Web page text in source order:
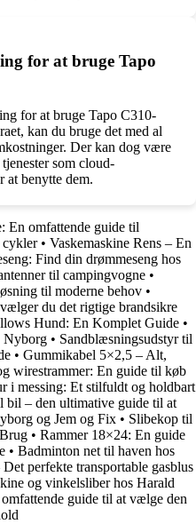
for at bruge Tapo
for at bruge Tapo C310-
kan du bruge det med al
Der kan dog være
som cloud-
at benytte dem.
En omfattende guide til
cykler• Vaskemaskine Rens – En
Find din drømmeseng hos
til campingvogne •
til moderne behov •
du det rigtige brandsikre
Hund: En Komplet Guide •
Nyborg • Sandblæsningsudstyr til
• Gummikabel 5×2,5 – Alt,
wirestrammer: En guide til køb
i messing: Et stilfuldt og holdbart
bil – den ultimative guide til at
og Jem og Fix • Slibekop til
• Rammer 18×24: En guide
• Badminton net til haven hos
perfekte transportable gasblus
og vinkelsliber hos Harald
guide til at vælge den